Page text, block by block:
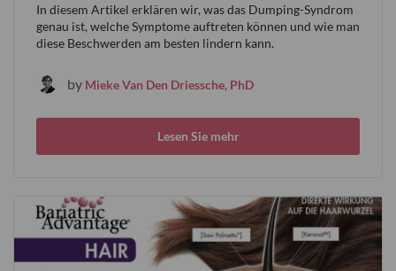
In diesem Artikel erklären wir, was das Dumping-Syndrom
genau ist, welche Symptome auftreten können und wie man
diese Beschwerden am besten lindern kann.
by Mieke Van Den Driessche, PhD
Lesen Sie mehr